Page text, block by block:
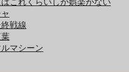
戦線
マシーン